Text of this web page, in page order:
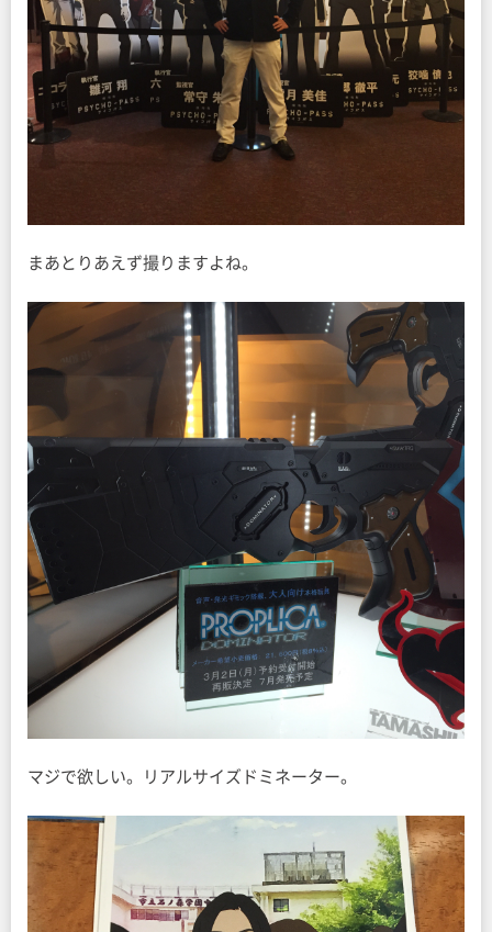
まあとりあえず撮りますよね。
マジで欲しい。リアルサイズドミネーター。